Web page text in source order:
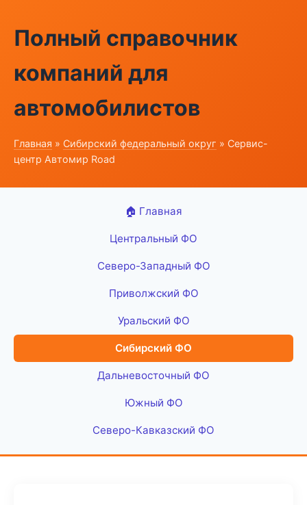
Полный справочник
компаний для
автомобилистов
Главная » Сибирский федеральный округ » Сервис-
центр Автомир Road
🏠 Главная
Центральный ФО
Северо-Западный ФО
Приволжский ФО
Уральский ФО
Сибирский ФО
Дальневосточный ФО
Южный ФО
Северо-Кавказский ФО